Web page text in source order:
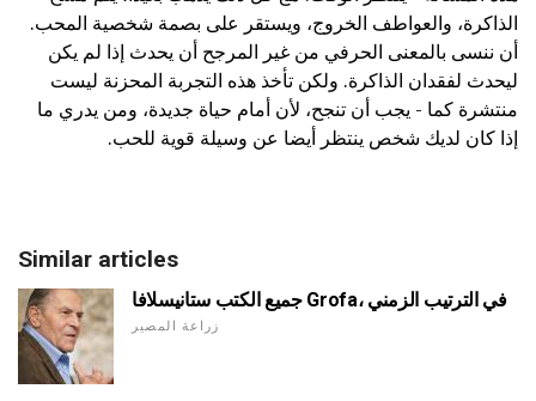
الذاكرة، والعواطف الخروج، ويستقر على بصمة شخصية المحب.
أن ننسى بالمعنى الحرفي من غير المرجح أن يحدث إذا لم يكن
ليحدث لفقدان الذاكرة. ولكن تأخذ هذه التجربة المحزنة ليست
منتشرة كما - يجب أن تنجح، لأن أمام حياة جديدة، ومن يدري ما
إذا كان لديك شخص ينتظر أيضا عن وسيلة قوية للحب.
Similar articles
جميع الكتب ستانيسلافا Grofa، في الترتيب الزمني
زراعة المصير